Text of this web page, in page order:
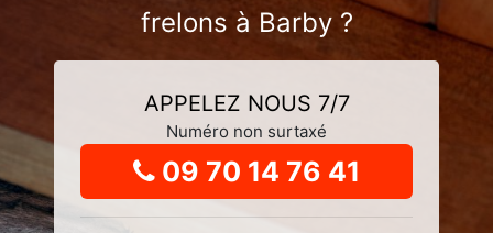
frelons à Barby ?
APPELEZ NOUS 7/7
Numéro non surtaxé
09 70 14 76 41